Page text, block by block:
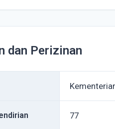
dan Perizinan
77